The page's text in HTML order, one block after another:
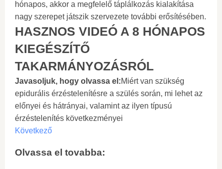
hónapos, akkor a megfelelő táplálkozás kialakítása
nagy szerepet játszik szervezete további erősítésében.
HASZNOS VIDEÓ A 8 HÓNAPOS
KIEGÉSZÍTŐ
TAKARMÁNYOZÁSRÓL
Javasoljuk, hogy olvassa el:Miért van szükség
epidurális érzéstelenítésre a szülés során, mi lehet az
előnyei és hátrányai, valamint az ilyen típusú
érzéstelenítés következményei
Következő
Olvassa el tovabba: